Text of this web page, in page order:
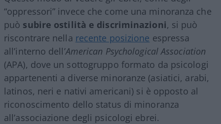
“oppressori” invece che come una minoranza che
può subire ostilità e discriminazioni, si può
riscontrare nella recente posizione espressa
all’interno dell’American Psychological Association
(APA), dove un sottogruppo formato da psicologi
appartenenti a diverse minoranze (asiatici, arabi,
latinos, neri e nativi americani) si è opposto al
riconoscimento dello status di minoranza
all’associazione degli psicologi ebrei.